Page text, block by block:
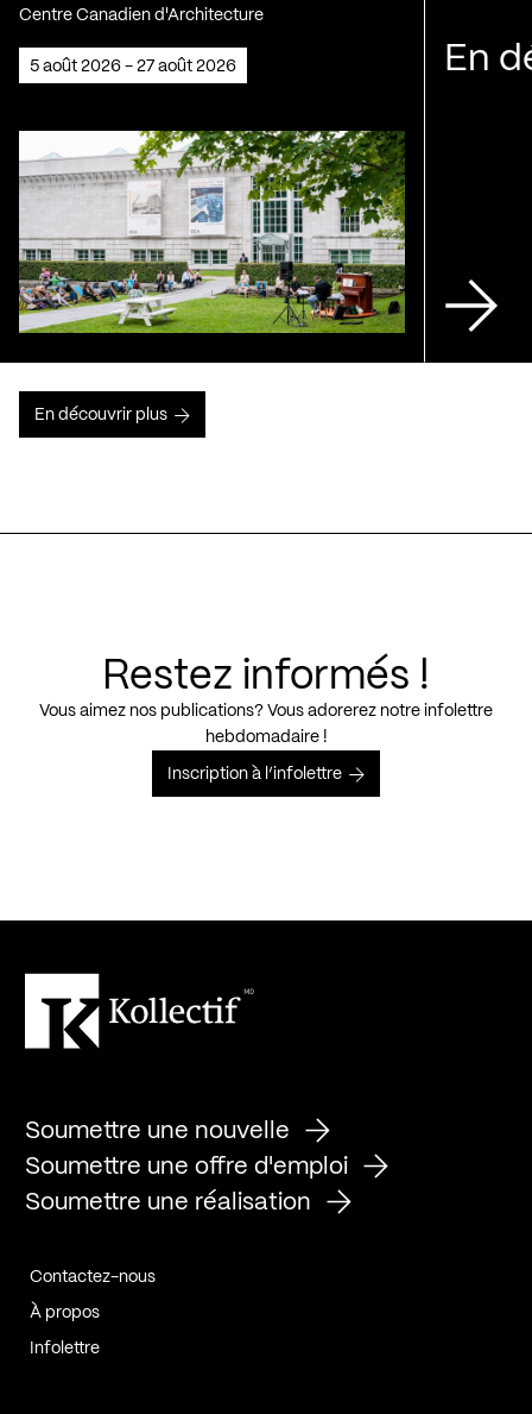
Centre Canadien d'Architecture
5 août 2026 - 27 août 2026 En
En découvrir plus
Restez informés !
Vous aimez nos publications? Vous adorerez notre infolettre
hebdomadaire !
Inscription à l’infolettre
Soumettre une nouvelle
Soumettre une offre d'emploi
Soumettre une réalisation
Contactez-nous
À propos
Infolettre